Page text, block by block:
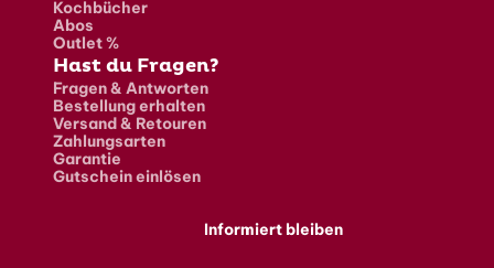
Kochbücher
Abos
Outlet %
Hast du Fragen?
Fragen & Antworten
Bestellung erhalten
Versand & Retouren
Zahlungsarten
Garantie
Gutschein einlösen
Informiert bleiben